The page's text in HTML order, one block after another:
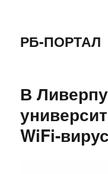
РБ-ПОРТАЛ
В
WiFi-вирус